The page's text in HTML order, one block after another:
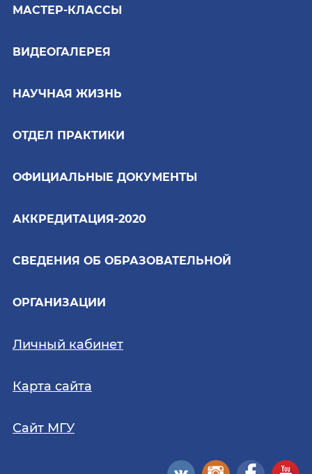
МАСТЕР-КЛАССЫ
ВИДЕОГАЛЕРЕЯ
НАУЧНАЯ ЖИЗНЬ
ОТДЕЛ ПРАКТИКИ
ОФИЦИАЛЬНЫЕ ДОКУМЕНТЫ
АККРЕДИТАЦИЯ-2020
СВЕДЕНИЯ ОБ ОБРАЗОВАТЕЛЬНОЙ
ОРГАНИЗАЦИИ
Личный кабинет
Карта сайта
Сайт МГУ